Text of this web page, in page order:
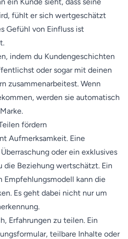
fühlt er sich wertgeschätzt
Gefühl von Einfluss ist
indem du Kundengeschichten
oder sogar mit deinen
zusammenarbeitest. Wenn
werden sie automatisch
fördern
Aufmerksamkeit. Eine
oder ein exklusives
die Beziehung wertschätzt. Ein
Empfehlungsmodell kann die
Es geht dabei nicht nur um
Erfahrungen zu teilen. Ein
teilbare Inhalte oder